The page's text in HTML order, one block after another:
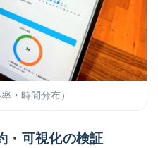
・時間分布）
・可視化の検証